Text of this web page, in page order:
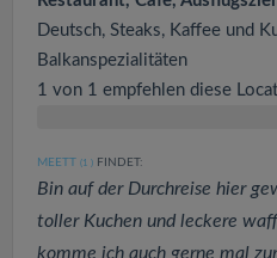
Deutsch, Steaks, Kaffee und
Balkanspezialitäten
1 von 1 empfehlen diese
MEETT (1 ) FINDET:
Bin auf der Durchreise hier
toller Kuchen und leckere
komme ich auch gerne mal